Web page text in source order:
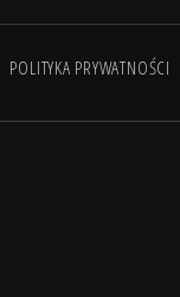
POLITYKA PRYWATNOŚCI